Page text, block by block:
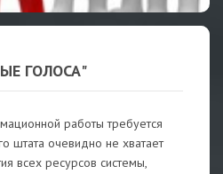
ГОЛОСА"
работы требуется
штата очевидно не хватает
всех ресурсов системы,